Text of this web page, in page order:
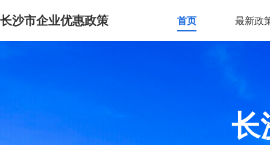
长沙市企业优惠政策 首页 最新政
长